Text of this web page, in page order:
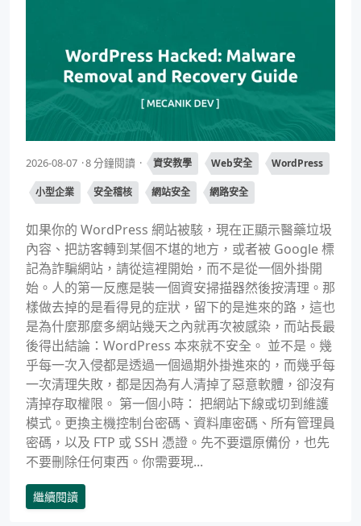
2026-08-07 8 分鐘閱讀 資安教學 Web安全 WordPress
小型企業 安全稽核 網站安全 網路安全
如果你的 WordPress 網站被駭，現在正顯示醫藥垃圾
內容、把訪客轉到某個不堪的地方，或者被 Google 標
記為詐騙網站，請從這裡開始，而不是從一個外掛開
始。人的第一反應是裝一個資安掃描器然後按清理。那
樣做去掉的是看得見的症狀，留下的是進來的路，這也
是為什麼那麼多網站幾天之內就再次被感染，而站長最
後得出結論：WordPress 本來就不安全。 並不是。幾
乎每一次入侵都是透過一個過期外掛進來的，而幾乎每
一次清理失敗，都是因為有人清掉了惡意軟體，卻沒有
清掉存取權限。 第一個小時： 把網站下線或切到維護
模式。更換主機控制台密碼、資料庫密碼、所有管理員
密碼，以及 FTP 或 SSH 憑證。先不要還原備份，也先
不要刪除任何東西。你需要現...
繼續閱讀